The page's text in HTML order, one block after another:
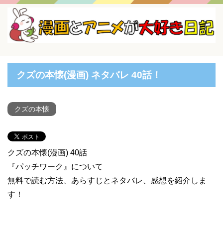
クズの本懐(漫画) ネタバレ 40話！
クズの本懐
クズの本懐(漫画) 40話
『パッチワーク』について
無料で読む方法、あらすじとネタバレ、感想を紹介しま
す！